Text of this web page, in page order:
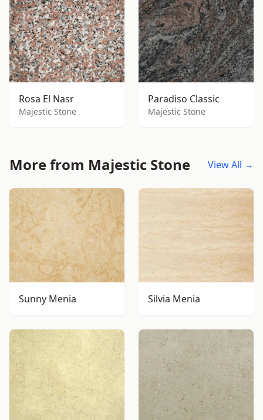
Rosa El Nasr
Majestic Stone
Paradiso Classic
Majestic Stone
More from Majestic Stone View All →
Sunny Menia Silvia Menia